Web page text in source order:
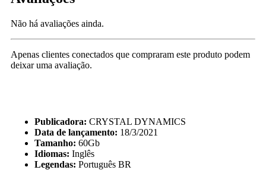
Não há avaliações ainda.
Apenas clientes conectados que compraram este produto podem
deixar uma avaliação.
Publicadora: CRYSTAL DYNAMICS
Data de lançamento: 18/3/2021
Tamanho: 60Gb
Idiomas: Inglês
Legendas: Português BR